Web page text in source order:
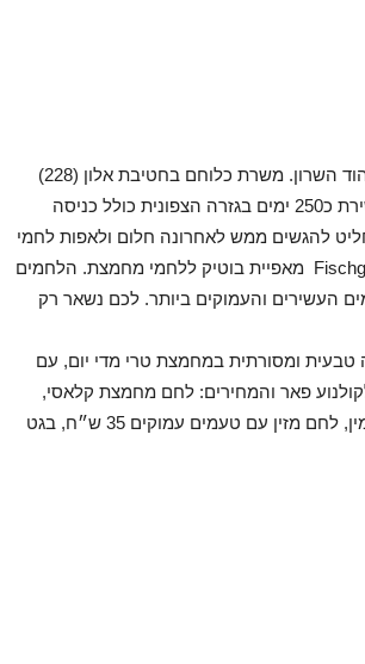
איתן פישגיר 38 נשוי לדנה ואב לאשר 5.5 ובעז 1.10 מתגוררים בהוד השרון. משרת כלוחם בחטיבת אלון (228)
חטיבת מילואים של יוצאי חטיבת הנח״ל. מהשביעי באוקטובר שירת כ250 ימים בגזרה הצפונית כולל כניסה
במלחמה, החליט להגשים ממש לאחרונה חלום ולאפות לחמי
מחמצת בעבודת יד. הוא פתח את פישגרונד בייקרי Fischgrund Bakery מאפיית בוטיק ללחמי מחמצת. הלחמים
העשירים והעמוקים ביותר. לכם נשאר רק
ומסורתית במחמצת טרי מדי יום, עם
פאר והמחירים: לחם מחמצת קלאסי,
השילוב המושלם של קמח לבן ומלא 30 ש״ח, לחם מחמצת כוסמין, לחם מזין עם טעמים עמוקים 35 ש״ח, בגט